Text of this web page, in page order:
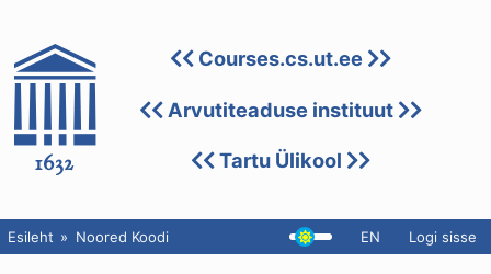
Courses.cs.ut.ee
Arvutiteaduse instituut
Tartu Ülikool
Esileht Noored Koodi EN Logi sisse